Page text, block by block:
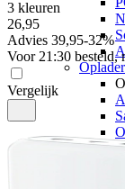
3 kleuren
26,95
Advies 39,95-32%
Voor 21:30 besteld,
Vergelijk